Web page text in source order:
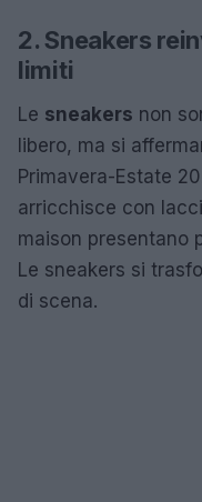
2. Sneakers
limiti
Le sneakers non
libero, ma si
Primavera-Estate
arricchisce con
maison presentano
Le sneakers si
di scena.